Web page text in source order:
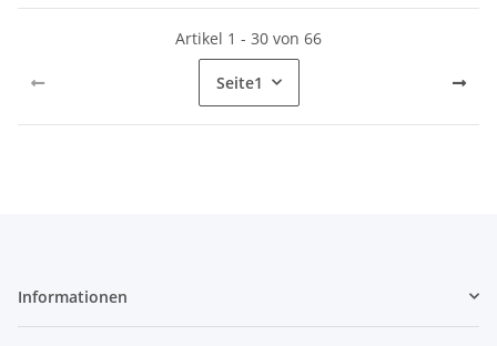
Artikel 1 - 30 von 66
Seite1
Informationen